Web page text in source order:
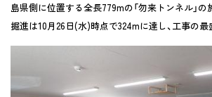
島県側に位置する全長779mの「勿来トンネル」の
掘進は10月26日(水)時点で324mに達し、工事の最